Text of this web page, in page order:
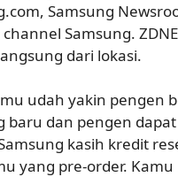
Samsung
channel Samsung.
dari lokasi.
udah yakin pengen
baru dan pengen
kasih kredit
yang pre-order.